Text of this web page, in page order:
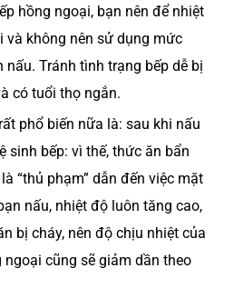
hồng ngoại, bạn nên để nhiệt
và không nên sử dụng mức
Tránh tình trạng bếp dễ bị
có tuổi thọ ngắn.
phổ biến nữa là: sau khi nấu
sinh bếp: vì thế, thức ăn bẩn
“thủ phạm” dẫn đến việc mặt
nấu, nhiệt độ luôn tăng cao,
bị cháy, nên độ chịu nhiệt của
ngoại cũng sẽ giảm dần theo